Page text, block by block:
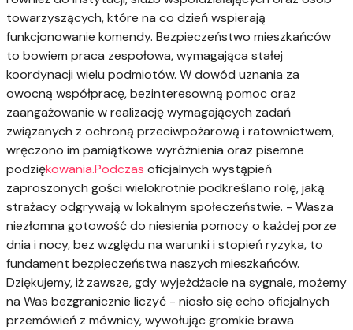
towarzyszących, które na co dzień wspierają
funkcjonowanie komendy. Bezpieczeństwo mieszkańców
to bowiem praca zespołowa, wymagająca stałej
koordynacji wielu podmiotów. W dowód uznania za
owocną współpracę, bezinteresowną pomoc oraz
zaangażowanie w realizację wymagających zadań
związanych z ochroną przeciwpożarową i ratownictwem,
wręczono im pamiątkowe wyróżnienia oraz pisemne
podziękowania.Podczas oficjalnych wystąpień
zaproszonych gości wielokrotnie podkreślano rolę, jaką
strażacy odgrywają w lokalnym społeczeństwie. - Wasza
niezłomna gotowość do niesienia pomocy o każdej porze
dnia i nocy, bez względu na warunki i stopień ryzyka, to
fundament bezpieczeństwa naszych mieszkańców.
Dziękujemy, iż zawsze, gdy wyjeżdżacie na sygnale, możemy
na Was bezgranicznie liczyć - niosło się echo oficjalnych
przemówień z mównicy, wywołując gromkie brawa